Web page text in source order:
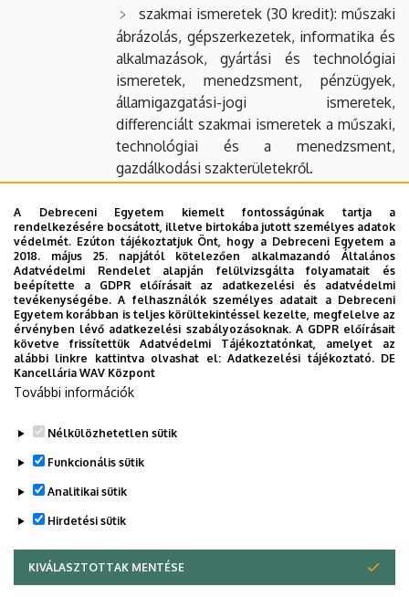
szakmai ismeretek (30 kredit): műszaki
ábrázolás, gépszerkezetek, informatika és
alkalmazások, gyártási és technológiai
ismeretek, menedzsment, pénzügyek,
államigazgatási-jogi ismeretek,
differenciált szakmai ismeretek a műszaki,
technológiai és a menedzsment,
gazdálkodási szakterületekről.
A mesterképzésbe való felvétel feltétele, hogy a felsorolt
ismeretkörökben legalább 30 kredittel rendelkezzen a
hallgató. A hiányzó krediteket a mesterfokozat
megszerzésére irányuló képzéssel párhuzamosan, a
felvételtől számított két féléven belül, a felsőoktatási
intézmény tanulmányi és vizsgaszabályzatában
meghatározottak szerint meg kell szerezni.
A műszaki menedzser mesterszak tanterve itt érhető el.
A felvételi eljárásról itt olvashat bővebben.
Legutóbbi frissítés: 2024. 11. 04. 21:54
A Debreceni Egyetem kiemelt fontosságúnak tartja a
rendelkezésére bocsátott, illetve birtokába jutott személyes adatok
védelmét. Ezúton tájékoztatjuk Önt, hogy a Debreceni Egyetem a
2018. május 25. napjától kötelezően alkalmazandó Általános
Adatvédelmi Rendelet alapján felülvizsgálta folyamatait és
beépítette a GDPR előírásait az adatkezelési és adatvédelmi
tevékenységébe. A felhasználók személyes adatait a Debreceni
Egyetem korábban is teljes körültekintéssel kezelte, megfelelve az
érvényben lévő adatkezelési szabályozásoknak. A GDPR előírásait
követve frissítettük Adatvédelmi Tájékoztatónkat, amelyet az
alábbi linkre kattintva olvashat el:Adatkezelési tájékoztató. DE
Kancellária WAV Központ
További információk
Nélkülözhetetlen sütik
Funkcionális sütik
Analitikai sütik
Hirdetési sütik
KIVÁLASZTOTTAK MENTÉSE
WITHDRAW CONSENT